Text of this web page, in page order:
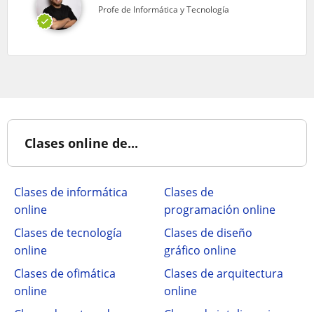
Profe de Informática y Tecnología
Clases online de...
Clases de informática
online
Clases de
programación online
Clases de tecnología
online
Clases de diseño
gráfico online
Clases de ofimática
online
Clases de arquitectura
online